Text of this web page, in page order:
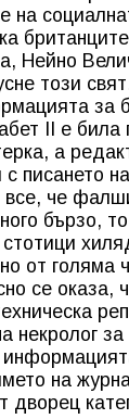
на
Нейно
този
за
II е била
а
с писането
все, че
бързо,
от голяма
се оказа,
некролог
на
дворец